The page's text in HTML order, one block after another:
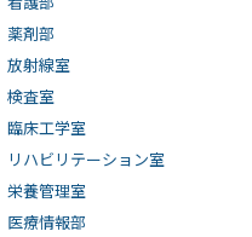
薬剤部
放射線室
検査室
臨床工学室
リハビリテーション室
栄養管理室
医療情報部